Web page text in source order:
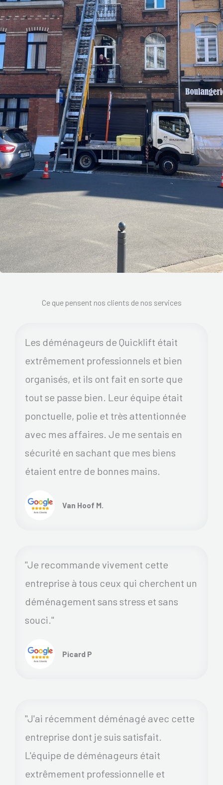
Ce que pensent nos clients de nos services
Les déménageurs de Quicklift était
extrêmement professionnels et bien
organisés, et ils ont fait en sorte que
tout se passe bien. Leur équipe était
ponctuelle, polie et très attentionnée
avec mes affaires. Je me sentais en
sécurité en sachant que mes biens
étaient entre de bonnes mains.
Van Hoof M.
"Je recommande vivement cette
entreprise à tous ceux qui cherchent un
déménagement sans stress et sans
souci."
Picard P
"J'ai récemment déménagé avec cette
entreprise dont je suis satisfait.
L'équipe de déménageurs était
extrêmement professionnelle et